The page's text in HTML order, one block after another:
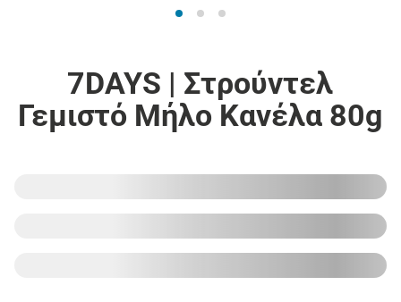
7DAYS | Στρούντελ
Γεμιστό Μήλο Κανέλα 80g